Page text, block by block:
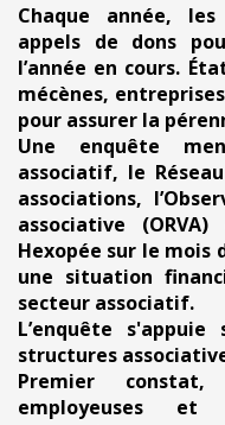
Chaque année,
appels de dons
l’année en cours.
mécènes,
pour assurer la
Une enquête
associatif, le
associations,
associative
Hexopée sur le mois
une situation
secteur associatif.
L’enquête
structures
Premier
employeuses et